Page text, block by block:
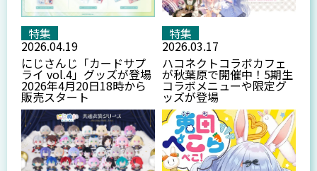
特集
2026.04.19
にじさんじ「カードサプ
ライ vol.4」グッズが登場
2026年4月20日18時から
販売スタート
特集
2026.03.17
ハコネクトコラボカフェ
が秋葉原で開催中！5期生
コラボメニューや限定グ
ッズが登場